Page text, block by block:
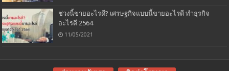
ช่วงนี้ขายอะไรดี? เศรษฐกิจแบบนี้ขายอะไรดี ทำธุรกิจ
อะไรดี 2564
11/05/2021